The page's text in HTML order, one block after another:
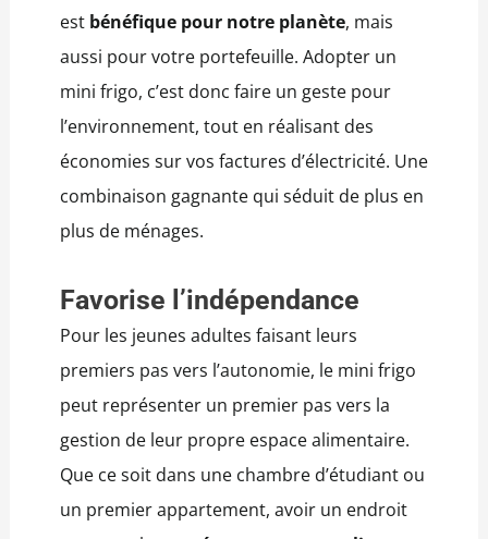
est bénéfique pour notre planète, mais
aussi pour votre portefeuille. Adopter un
mini frigo, c’est donc faire un geste pour
l’environnement, tout en réalisant des
économies sur vos factures d’électricité. Une
combinaison gagnante qui séduit de plus en
plus de ménages.
Favorise l’indépendance
Pour les jeunes adultes faisant leurs
premiers pas vers l’autonomie, le mini frigo
peut représenter un premier pas vers la
gestion de leur propre espace alimentaire.
Que ce soit dans une chambre d’étudiant ou
un premier appartement, avoir un endroit